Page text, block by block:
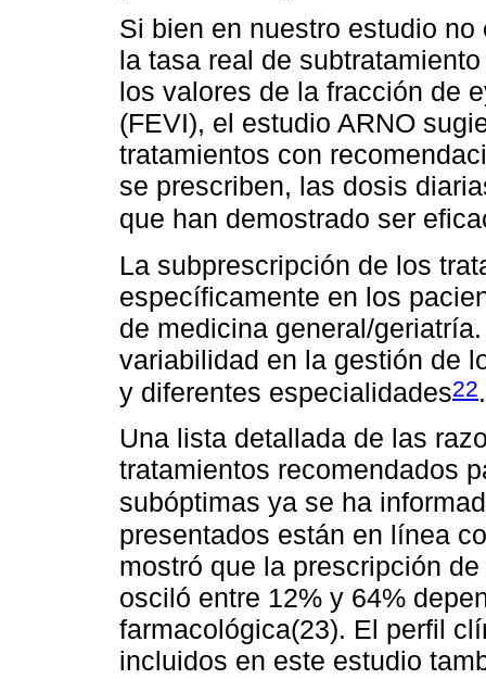
Si bien en nuestro estudio
la tasa real de
los valores de la fracción de
(FEVI), el estudio ARNO
tratamientos con
se prescriben, las dosis
que han demostrado ser
La subprescripción de los
específicamente en los
de medicina general/
variabilidad en la gestión de
y diferentes especialidades22.
Una lista detallada de las
tratamientos recomendados
subóptimas ya se ha
presentados están en línea
mostró que la prescripción
osciló entre 12% y 64%
farmacológica(23). El perfil
incluidos en este estudio